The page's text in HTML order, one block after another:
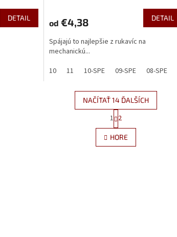
DETAIL
od €4,38 DETAIL
Spájajú to najlepšie z rukavíc na
mechanickú...
10
11 10-SPE 09-SPE 08-SPE
O
v
l
NAČÍTAŤ 14 ĎALŠÍCH
S
t
r
á
n
1 2
HORE